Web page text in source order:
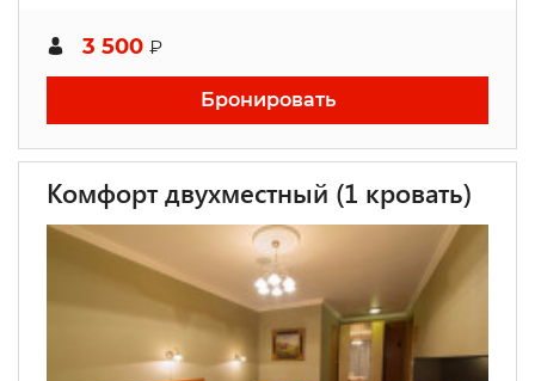
3 500 ₽
Бронировать
Комфорт двухместный (1 кровать)